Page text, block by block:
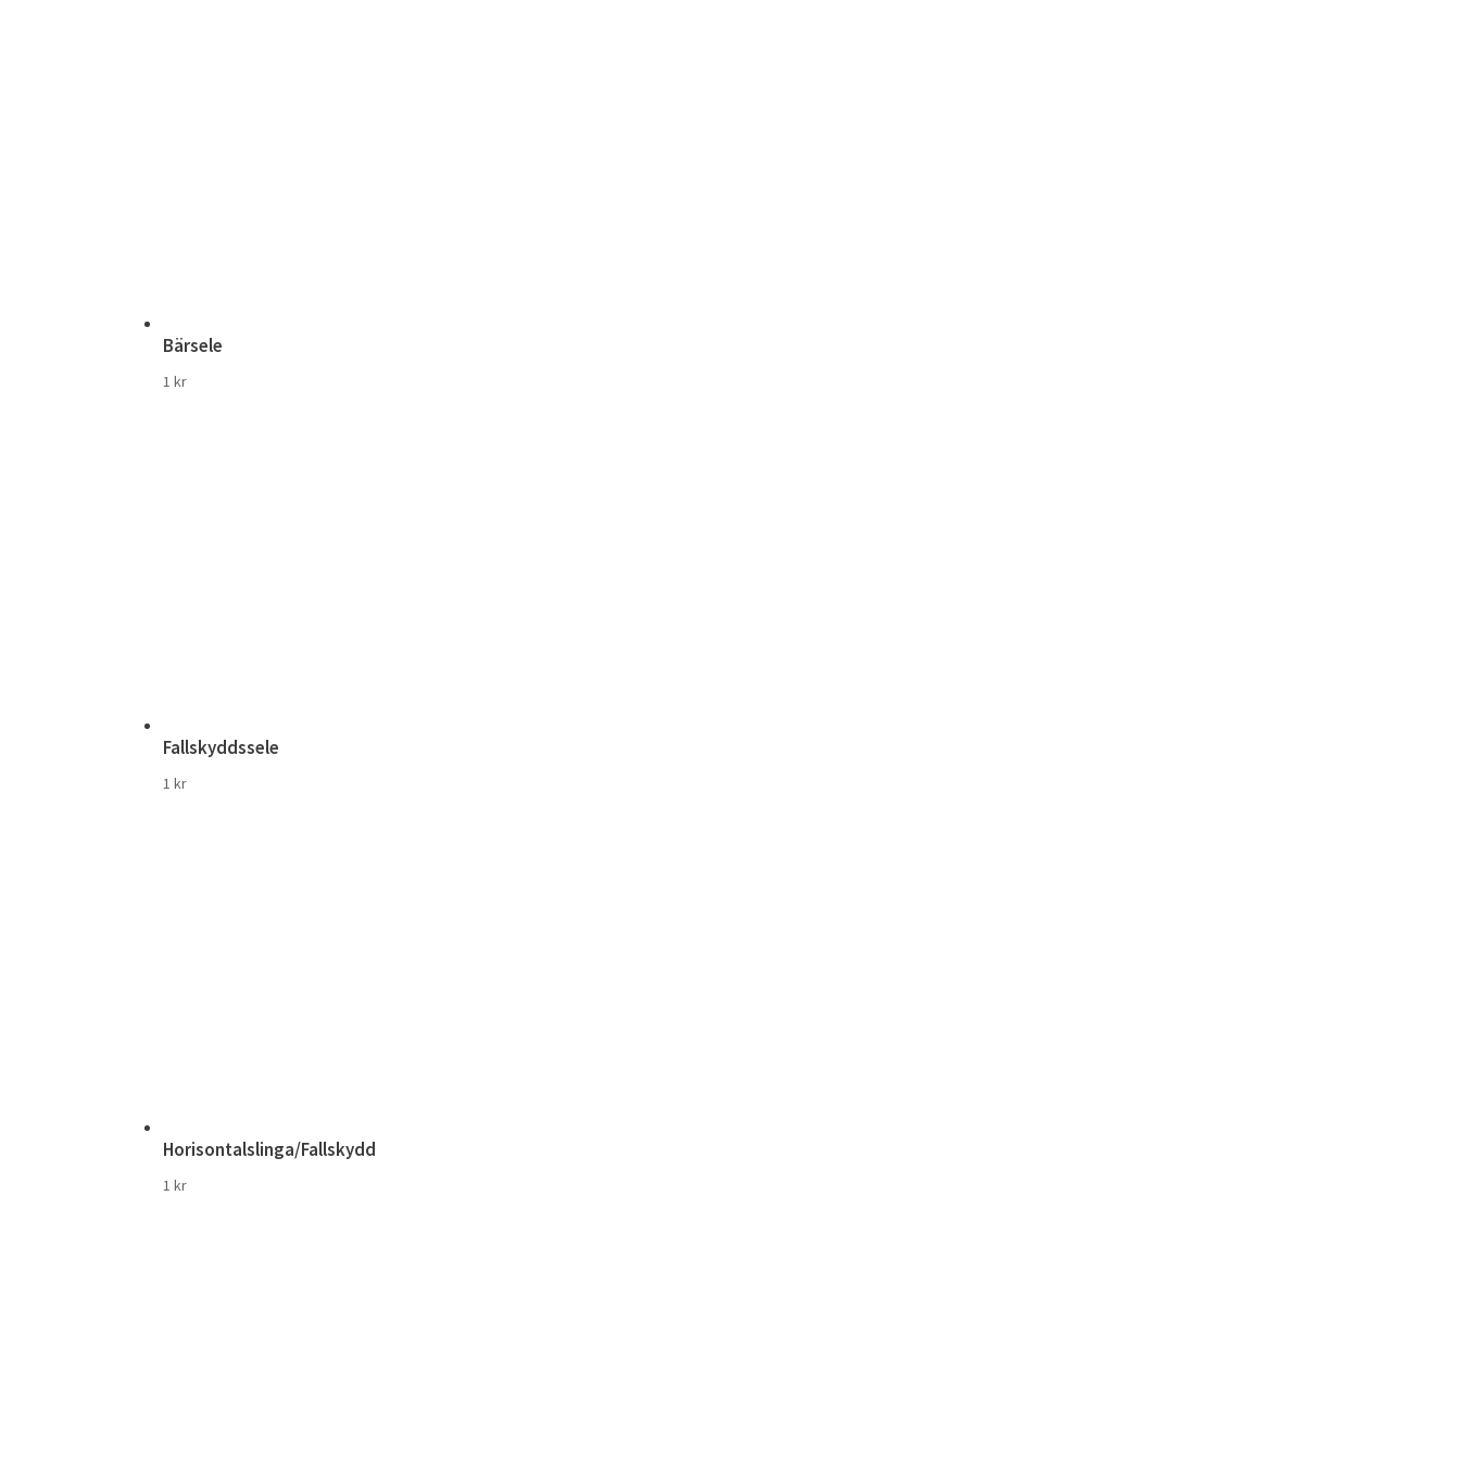
Bärsele
1kr
Fallskyddssele
1kr
Horisontalslinga/Fallskydd
1kr